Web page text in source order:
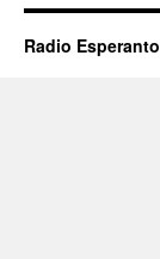
Radio Esperanto